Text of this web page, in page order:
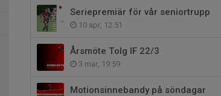
Seriepremiär för vår seniortrupp
10 apr, 12:51
Årsmöte Tolg IF 22/3
3 mar, 19:59
Motionsinnebandy på söndagar